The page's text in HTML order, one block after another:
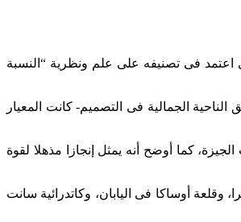
الإنجليزية، والذى اعتمد فى تصنيفه على علم ونظرية “النسبة
الجمالية فى التصميم- كانت المعيار
كما أوضح أنه يمثل إنجازا مذهلا لقوة
وقلعة أوساكا فى اليابان، وكاتدرائية سانت